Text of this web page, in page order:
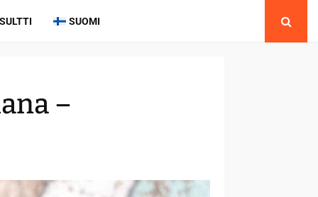
SUOMI
–